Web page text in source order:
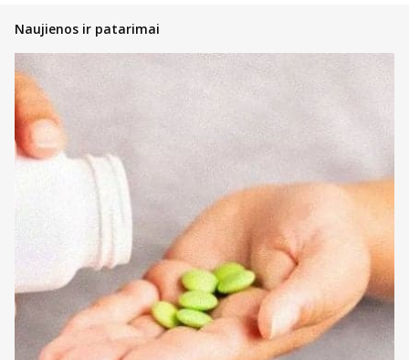
Naujienos ir patarimai